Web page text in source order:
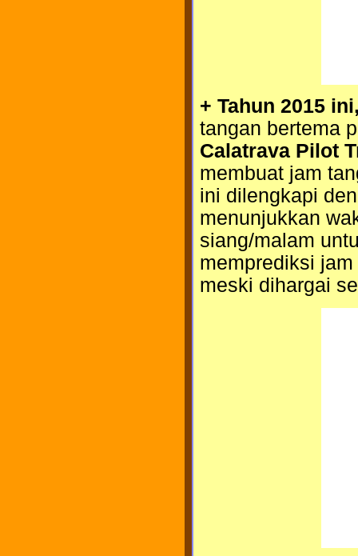
+ Tahun 2015
tangan bertema
Calatrava Pilot
membuat jam
ini dilengkapi
menunjukkan
siang/malam
memprediksi
meski dihargai